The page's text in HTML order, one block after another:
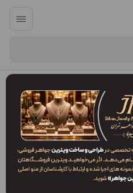
/ آکاردئون
ترتیب نمایش: جدیدترین